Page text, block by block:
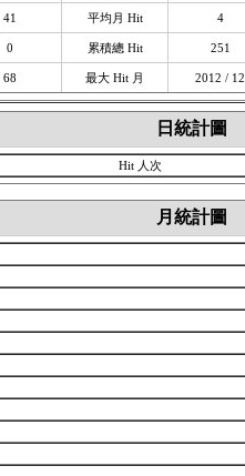
41 平均月 Hit 4
0 累積總 Hit 251
68 最大 Hit 月 2012 / 12
日統計圖
Hit 人次
月統計圖